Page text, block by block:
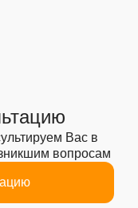
Вас в
вопросам